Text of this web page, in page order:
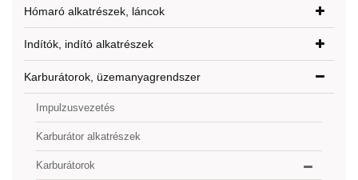
Hómaró alkatrészek, láncok
Indítók, indító alkatrészek
Karburátorok, üzemanyagrendszer
Impulzusvezetés
Karburátor alkatrészek
Karburátorok